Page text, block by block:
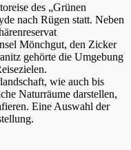
des „Grünen
nach Rügen statt. Neben
Mönchgut, den Zicker
gehörte die Umgebung
wie auch bis
Naturräume darstellen,
Eine Auswahl der